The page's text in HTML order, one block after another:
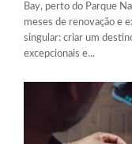
Bay, perto do Parque
meses de renovação e
singular: criar um
excepcionais e...